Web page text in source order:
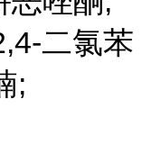
二氯苯
;